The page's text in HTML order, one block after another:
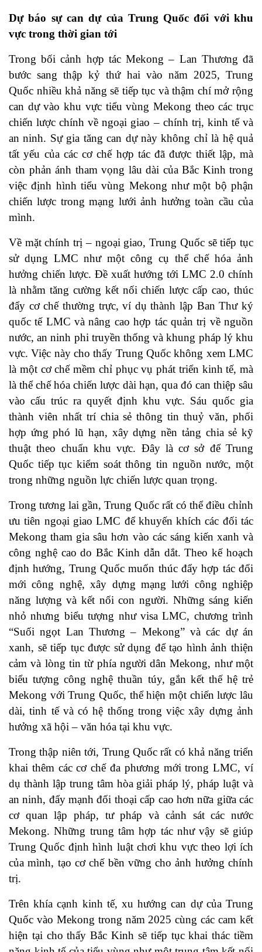
Dự báo sự can dự của Trung Quốc đối với khu
vực trong thời gian tới
Trong bối cảnh hợp tác Mekong – Lan Thương đã
bước sang thập kỷ thứ hai vào năm 2025, Trung
Quốc nhiều khả năng sẽ tiếp tục và thậm chí mở rộng
can dự vào khu vực tiểu vùng Mekong theo các trục
chiến lược chính về ngoại giao – chính trị, kinh tế và
an ninh. Sự gia tăng can dự này không chỉ là hệ quả
tất yếu của các cơ chế hợp tác đã được thiết lập, mà
còn phản ánh tham vọng lâu dài của Bắc Kinh trong
việc định hình tiểu vùng Mekong như một bộ phận
chiến lược trong mạng lưới ảnh hưởng toàn cầu của
mình.
Về mặt chính trị – ngoại giao, Trung Quốc sẽ tiếp tục
sử dụng LMC như một công cụ thể chế hóa ảnh
hưởng chiến lược. Đề xuất hướng tới LMC 2.0 chính
là nhằm tăng cường kết nối chiến lược cấp cao, thúc
đẩy cơ chế thường trực, ví dụ thành lập Ban Thư ký
quốc tế LMC và nâng cao hợp tác quản trị về nguồn
nước, an ninh phi truyền thống và khung pháp lý khu
vực. Việc này cho thấy Trung Quốc không xem LMC
là một cơ chế mềm chỉ phục vụ phát triển kinh tế, mà
là thể chế hóa chiến lược dài hạn, qua đó can thiệp sâu
vào cấu trúc ra quyết định khu vực. Sáu quốc gia
thành viên nhất trí chia sẻ thông tin thuỷ văn, phối
hợp ứng phó lũ hạn, xây dựng nền tảng chia sẻ kỹ
thuật theo chuẩn khu vực. Đây là cơ sở để Trung
Quốc tiếp tục kiểm soát thông tin nguồn nước, một
trong những nguồn lực chiến lược quan trọng.
Trong tương lai gần, Trung Quốc rất có thể điều chỉnh
ưu tiên ngoại giao LMC để khuyến khích các đối tác
Mekong tham gia sâu hơn vào các sáng kiến xanh và
công nghệ cao do Bắc Kinh dẫn dắt. Theo kế hoạch
định hướng, Trung Quốc muốn thúc đẩy hợp tác đổi
mới công nghệ, xây dựng mạng lưới công nghiệp
năng lượng và kết nối con người. Những sáng kiến
nhỏ nhưng biểu tượng như visa LMC, chương trình
“Suối ngọt Lan Thương – Mekong” và các dự án
xanh, sẽ tiếp tục được sử dụng để tạo hình ảnh thiện
cảm và lòng tin từ phía người dân Mekong, như một
biểu tượng công nghệ thuần túy, gắn kết thế hệ trẻ
Mekong với Trung Quốc, thể hiện một chiến lược lâu
dài, tinh tế và có hệ thống trong việc xây dựng ảnh
hưởng xã hội – văn hóa tại khu vực.
Trong thập niên tới, Trung Quốc rất có khả năng triển
khai thêm các cơ chế đa phương mới trong LMC, ví
dụ thành lập trung tâm hòa giải pháp lý, pháp luật và
an ninh, đẩy mạnh đối thoại cấp cao hơn nữa giữa các
cơ quan lập pháp, tư pháp và cảnh sát các nước
Mekong. Những trung tâm hợp tác như vậy sẽ giúp
Trung Quốc định hình luật chơi khu vực theo lợi ích
của mình, tạo cơ chế bền vững cho ảnh hưởng chính
trị.
Trên khía cạnh kinh tế, xu hướng can dự của Trung
Quốc vào Mekong trong năm 2025 cùng các cam kết
hiện tại cho thấy Bắc Kinh sẽ tiếp tục khai thác tiềm